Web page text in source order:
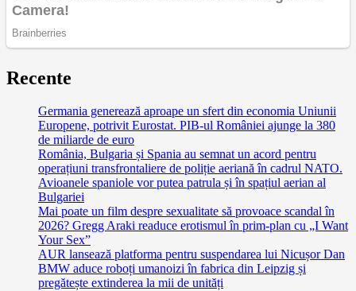
Recente
Germania generează aproape un sfert din economia Uniunii
Europene, potrivit Eurostat. PIB-ul României ajunge la 380
de miliarde de euro
România, Bulgaria și Spania au semnat un acord pentru
operațiuni transfrontaliere de poliție aeriană în cadrul NATO.
Avioanele spaniole vor putea patrula și în spațiul aerian al
Bulgariei
Mai poate un film despre sexualitate să provoace scandal în
2026? Gregg Araki readuce erotismul în prim-plan cu „I Want
Your Sex”
AUR lansează platforma pentru suspendarea lui Nicușor Dan
BMW aduce roboți umanoizi în fabrica din Leipzig și
pregătește extinderea la mii de unități